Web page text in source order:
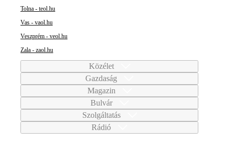
Tolna - teol.hu
Vas - vaol.hu
Veszprém - veol.hu
Zala - zaol.hu
Közélet
Gazdaság
Magazin
Bulvár
Szolgáltatás
Rádió